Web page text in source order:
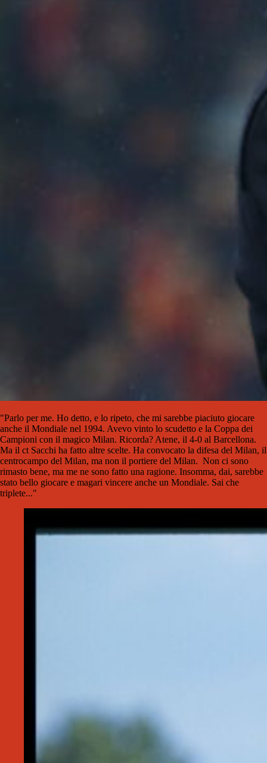
"Parlo per me. Ho detto, e lo ripeto, che mi sarebbe piaciuto giocare
anche il Mondiale nel 1994. Avevo vinto lo scudetto e la Coppa dei
Campioni con il magico Milan. Ricorda? Atene, il 4-0 al Barcellona.
Ma il ct Sacchi ha fatto altre scelte. Ha convocato la difesa del Milan, il
centrocampo del Milan, ma non il portiere del Milan. Non ci sono
rimasto bene, ma me ne sono fatto una ragione. Insomma, dai, sarebbe
stato bello giocare e magari vincere anche un Mondiale. Sai che
triplete..."